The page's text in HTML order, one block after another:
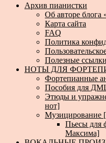
Архив пианистки
Об авторе блога
Карта сайта
FAQ
Политика
Полезные ссылки
НОТЫ ДЛЯ
Фортепианные
Пособия для
Этюды и
нот]
Музицирование
Пьесы для
Максима]